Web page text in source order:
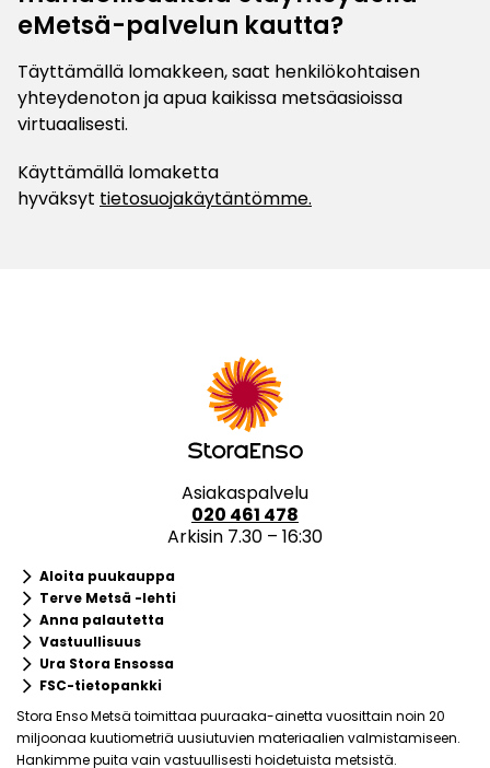
eMetsä-palvelun kautta?
Täyttämällä lomakkeen, saat henkilökohtaisen
yhteydenoton ja apua kaikissa metsäasioissa
virtuaalisesti.
Käyttämällä lomaketta
hyväksyt tietosuojakäytäntömme.
Asiakaspalvelu
020 461 478
Arkisin 7.30 – 16:30
keyboard_arrow_rightAloita puukauppa
keyboard_arrow_rightTerve Metsä -lehti
keyboard_arrow_rightAnna palautetta
keyboard_arrow_rightVastuullisuus
keyboard_arrow_rightUra Stora Ensossa
keyboard_arrow_rightFSC-tietopankki
Stora Enso Metsä toimittaa puuraaka-ainetta vuosittain noin 20
miljoonaa kuutiometriä uusiutuvien materiaalien valmistamiseen.
Hankimme puita vain vastuullisesti hoidetuista metsistä.